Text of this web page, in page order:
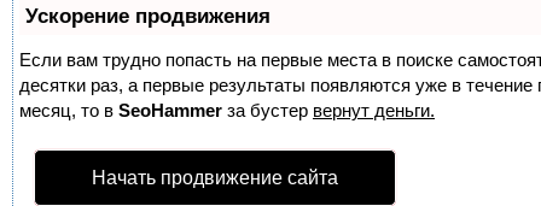
Ускорение продвижения
Если вам трудно попасть на первые места в поиске
десятки раз, а первые результаты появляются уже в
месяц, то в SeoHammer за бустер вернут деньги.
Начать продвижение сайта